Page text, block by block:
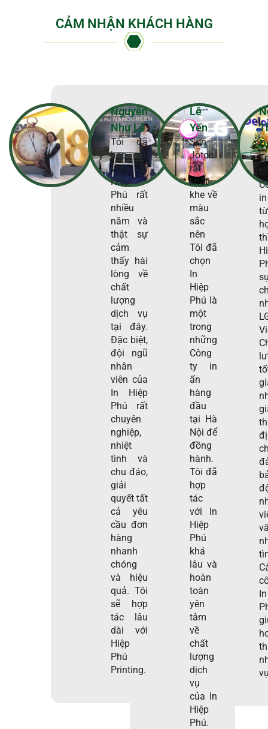
CẢM NHẬN KHÁCH HÀNG
Nguyễn
Như Lê
Tôi đã
hợp tác
với In
Hiệp
Phú rất
nhiều
năm và
thật sự
cảm
thấy hài
lòng về
chất
lượng
dịch vụ
tại đây.
Đặc biệt,
đội ngũ
nhân
viên của
In Hiệp
Phú rất
chuyên
nghiệp,
nhiệt
tình và
chu đáo,
giải
quyết tất
cả yêu
cầu đơn
hàng
nhanh
chóng
và hiệu
quả. Tôi
sẽ hợp
tác lâu
dài với
Hiệp
Phú
Printing.
Lê
Yến
Sơn
Joton
rất
khắt
khe về
màu
sắc
nên
Tôi đã
chọn
In
Hiệp
Phú là
một
trong
những
Công
ty in
ấn
hàng
đầu
tại Hà
Nội để
đồng
hành.
Tôi đã
hợp
tác
với In
Hiệp
Phú
khá
lâu và
hoàn
toàn
yên
tâm
về
chất
lượng
dịch
vụ
của In
Hiệp
Phú.